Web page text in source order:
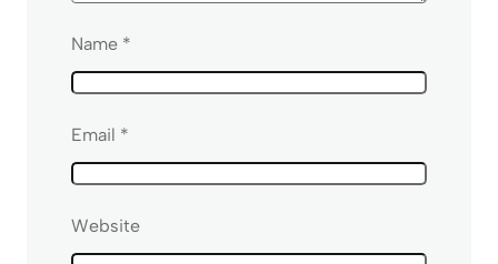
Name *
Email *
Website